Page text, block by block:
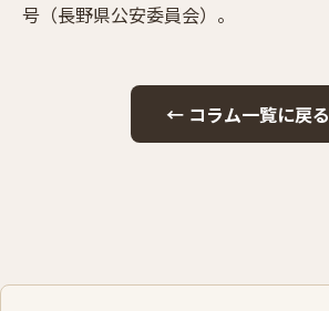
号（長野県公安委員会）。
← コラム一覧に戻る